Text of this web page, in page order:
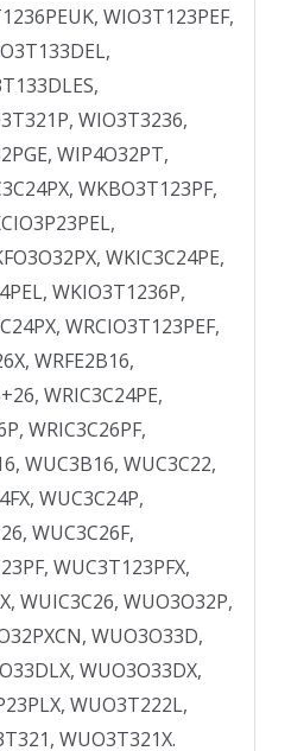
WIO3T123PEF,
WIO3T3236,
WIP4O32PT,
WKBO3T123PF,
WKIC3C24PE,
WKIO3T1236P,
WRCIO3T123PEF,
WRFE2B16,
WRIC3C24PE,
WRIC3C26PF,
WUC3B16, WUC3C22,
WUC3C24P,
WUC3C26F,
WUC3T123PFX,
WUIC3C26, WUO3O32P,
WUO3O33D,
WUO3O33DX,
WUO3T222L,
WUO3T321X.